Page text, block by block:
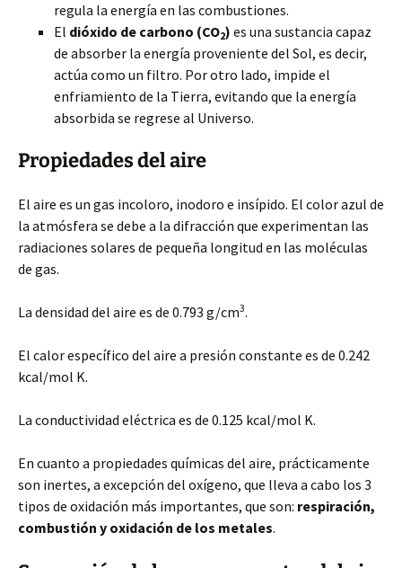
regula la energía en las combustiones.
El dióxido de carbono (CO2) es una sustancia capaz
de absorber la energía proveniente del Sol, es decir,
actúa como un filtro. Por otro lado, impide el
enfriamiento de la Tierra, evitando que la energía
absorbida se regrese al Universo.
Propiedades del aire
El aire es un gas incoloro, inodoro e insípido. El color azul de
la atmósfera se debe a la difracción que experimentan las
radiaciones solares de pequeña longitud en las moléculas
de gas.
La densidad del aire es de 0.793 g/cm3.
El calor específico del aire a presión constante es de 0.242
kcal/mol K.
La conductividad eléctrica es de 0.125 kcal/mol K.
En cuanto a propiedades químicas del aire, prácticamente
son inertes, a excepción del oxígeno, que lleva a cabo los 3
tipos de oxidación más importantes, que son: respiración,
combustión y oxidación de los metales.